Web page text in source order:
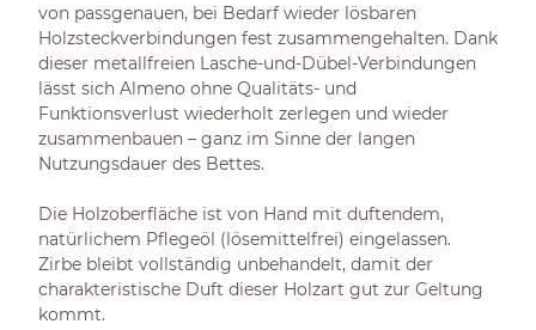
von passgenauen, bei Bedarf wieder lösbaren
Holzsteckverbindungen fest zusammengehalten. Dank
dieser metallfreien Lasche-und-Dübel-Verbindungen
lässt sich Almeno ohne Qualitäts- und
Funktionsverlust wiederholt zerlegen und wieder
zusammenbauen – ganz im Sinne der langen
Nutzungsdauer des Bettes.
Die Holzoberfläche ist von Hand mit duftendem,
natürlichem Pflegeöl (lösemittelfrei) eingelassen.
Zirbe bleibt vollständig unbehandelt, damit der
charakteristische Duft dieser Holzart gut zur Geltung
kommt.